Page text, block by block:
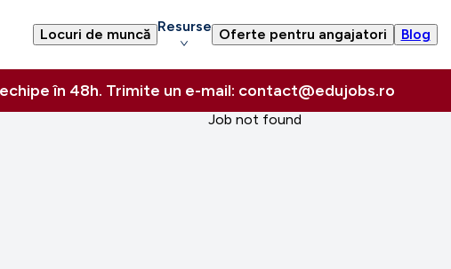
Locuri de muncă Resurse Oferte pentru angajatori Blog
în 48h. Trimite un e-mail: contact@edujobs.ro
Job not found